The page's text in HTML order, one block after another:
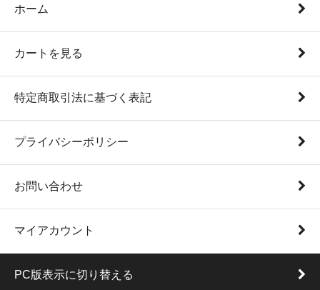
ホーム
カートを見る
特定商取引法に基づく表記
プライバシーポリシー
お問い合わせ
マイアカウント
PC版表示に切り替える